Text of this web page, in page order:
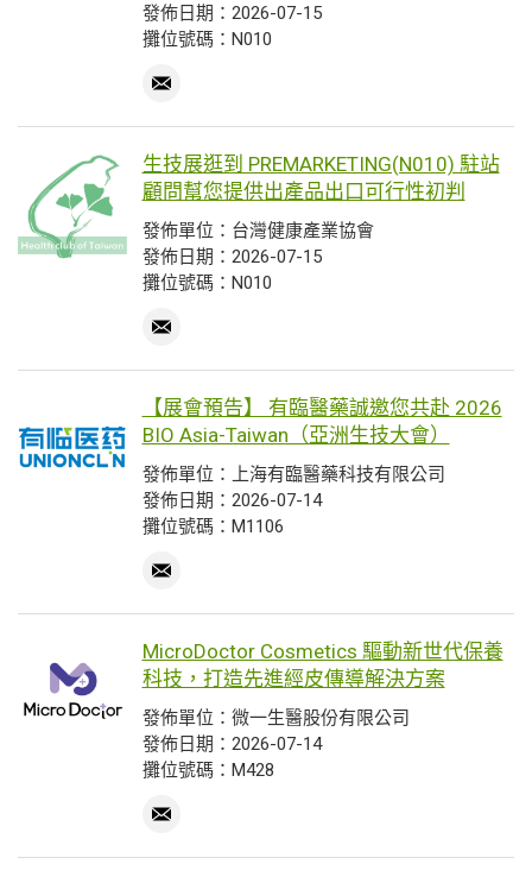
發佈日期：2026-07-15
攤位號碼：N010
生技展逛到 PREMARKETING(N010) 駐站
顧問幫您提供出產品出口可行性初判
發佈單位：台灣健康產業協會
發佈日期：2026-07-15
攤位號碼：N010
【展會預告】 有臨醫藥誠邀您共赴 2026
BIO Asia-Taiwan（亞洲生技大會）
發佈單位：上海有臨醫藥科技有限公司
發佈日期：2026-07-14
攤位號碼：M1106
MicroDoctor Cosmetics 驅動新世代保養
科技，打造先進經皮傳導解決方案
發佈單位：微一生醫股份有限公司
發佈日期：2026-07-14
攤位號碼：M428